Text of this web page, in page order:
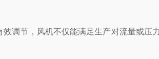
节，风机不仅能满足生产对流量或压